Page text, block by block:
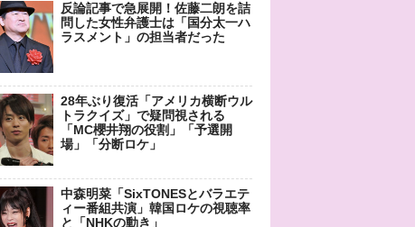
反論記事で急展開！佐藤二朗を詰
問した女性弁護士は「国分太一ハ
ラスメント」の担当者だった
28年ぶり復活「アメリカ横断ウル
トラクイズ」で疑問視される
「MC櫻井翔の役割」「予選開
場」「分断ロケ」
中森明菜「SixTONESとバラエテ
ィー番組共演」韓国ロケの視聴率
と「NHKの動き」